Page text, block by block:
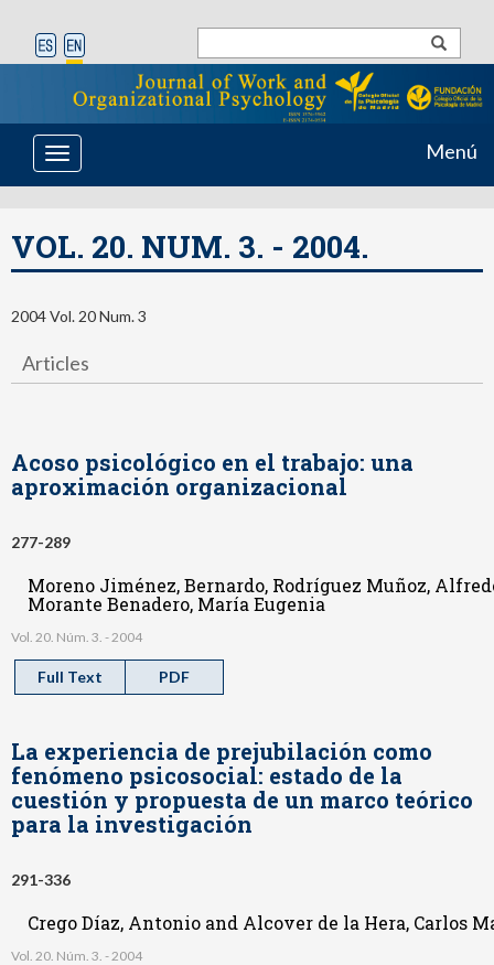
Toggle
navigation
Menú
VOL. 20. NUM. 3. - 2004.
2004 Vol. 20 Num. 3
Articles
Acoso psicológico en el trabajo: una
aproximación organizacional
277-289
Moreno Jiménez, Bernardo, Rodríguez Muñoz,
Morante Benadero, María Eugenia
Vol. 20. Núm. 3. - 2004
Full Text PDF
La experiencia de prejubilación como
fenómeno psicosocial: estado de la
cuestión y propuesta de un marco teórico
para la investigación
291-336
Crego Díaz, Antonio and Alcover de la Hera, Carlos
Vol. 20. Núm. 3. - 2004